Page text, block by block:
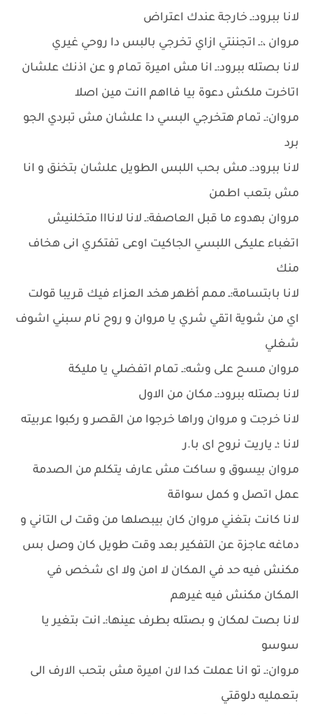
لانا ببرود:ـ خارجة عندك اعتراض
مروان ،:ـ اتجننتي ازاي تخرجي بالبس دا روحي غيري
لانا بصتله ببرود:ـ انا مش اميرة تمام و عن اذنك علشان
اتاخرت ملكش دعوة بيا فااهم اانت مين اصلا
مروان:ـ تمام هتخرجي البسي دا علشان مش تبردي الجو
برد
لانا ببرود:ـ مش بحب اللبس الطويل علشان بتخنق و انا
مش بتعب اطمن
مروان بهدوء ما قبل العاصفة:ـ لانا لانااا متخلنيش
اتغباء عليكى اللبسي الجاكيت اوعى تفتكري انى هخاف
منك
لانا بابتسامة:ـ ممم أظهر هخد العزاء فيك قريبا قولت
اي من شوية اتقي شري يا مروان و روح نام سبني اشوف
شغلي
مروان مسح على وشه:ـ تمام اتفضلي يا مليكة
لانا بصتله ببرود:ـ مكان من الاول
لانا خرجت و مروان وراها خرجوا من القصر و ركبوا عربيته
لانا ؛ـ ياريت نروح اى با.ر
مروان بيسوق و ساكت مش عارف يتكلم من الصدمة
عمل اتصل و كمل سواقة
لانا كانت بتغني مروان كان بيبصلها من وقت لى التاني و
دماغه عاجزة عن التفكير بعد وقت طويل كان وصل بس
مكنش فيه حد في المكان لا امن ولا اى شخص في
المكان مكنش فيه غيرهم
لانا بصت لمكان و بصتله بطرف عينها:ـ انت بتغير يا
سوسو
مروان:ـ تو انا عملت كدا لان اميرة مش بتحب الارف الى
بتعمليه دلوقتي